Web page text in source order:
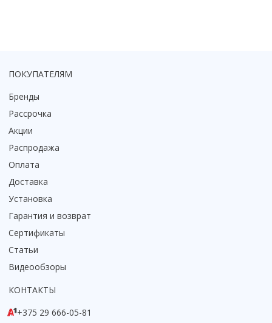
ПОКУПАТЕЛЯМ
Бренды
Рассрочка
Акции
Распродажа
Оплата
Доставка
Установка
Гарантия и возврат
Сертификаты
Статьи
Видеообзоры
КОНТАКТЫ
+375 29 666-05-81